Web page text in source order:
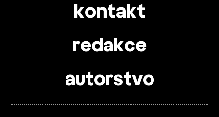
kontakt
redakce
autorstvo